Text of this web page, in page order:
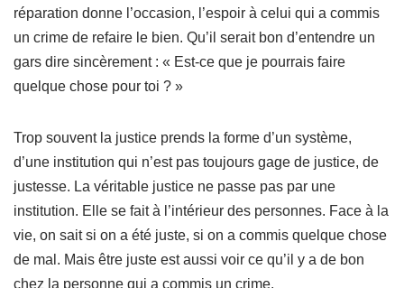
réparation donne l’occasion, l’espoir à celui qui a commis
un crime de refaire le bien. Qu’il serait bon d’entendre un
gars dire sincèrement : « Est-ce que je pourrais faire
quelque chose pour toi ? »
Trop souvent la justice prends la forme d’un système,
d’une institution qui n’est pas toujours gage de justice, de
justesse. La véritable justice ne passe pas par une
institution. Elle se fait à l’intérieur des personnes. Face à la
vie, on sait si on a été juste, si on a commis quelque chose
de mal. Mais être juste est aussi voir ce qu’il y a de bon
chez la personne qui a commis un crime.